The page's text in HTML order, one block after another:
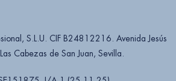
S.L.U. CIF B24812216. Avenida Jesús
Cabezas de San Juan, Sevilla.